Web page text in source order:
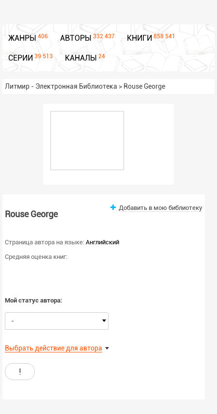
ЖАНРЫ 406 АВТОРЫ 332 437 КНИГИ 858 541
СЕРИИ 39 513 КАНАЛЫ 24
Литмир - Электронная Библиотека > Rouse George
Rouse George
Добавить в мою библиотеку
Страница автора на языке: Английский
Средняя оценка книг:
Мой статус автора:
-
Выбрать действие для автора
!